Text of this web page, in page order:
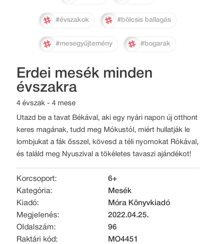
#évszakok #bölcsis ballagás
#mesegyűjtemény #bogarak
Erdei mesék minden
évszakra
4 évszak - 4 mese
Utazd be a tavat Békával, aki egy nyári napon új otthont
keres magának, tudd meg Mókustól, miért hullatják le
lombjukat a fák ősszel, kövesd a téli nyomokat Rókával,
és találd meg Nyuszival a tökéletes tavaszi ajándékot!
Korcsoport:
6+
Kategória:
Mesék
Kiadó:
Móra Könyvkiadó
Megjelenés:
2022.04.25.
Oldalszám:
96
Raktári kód:
MO4451